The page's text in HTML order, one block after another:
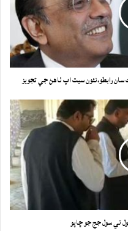
رابطو،نئون سيٽ اپ ٺاهڻ جي تجويز
تي سول جج جو ڇاپو